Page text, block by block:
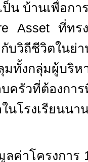
ป็น บ้านเพื่อก
Asset
ที่ทร
บวิถีชีวิตในย่
ทั้งกลุ่มผู้บริห
ครัวที่ต้องการ
นโรงเรียนนา
ลค่าโครงการ